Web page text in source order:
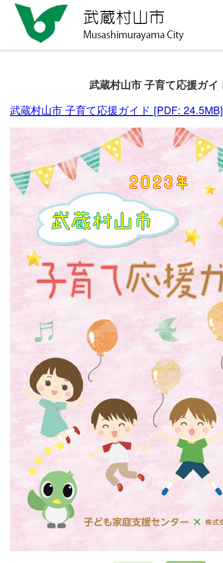
武蔵村山市 子育て応援ガイ
武蔵村山市 子育て応援ガイド [PDF: 24.5MB]